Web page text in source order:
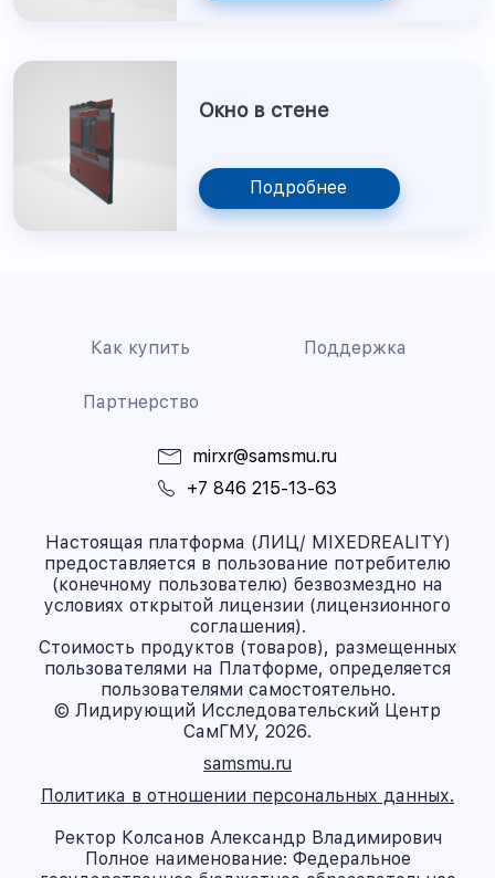
Окно в стене
Подробнее
Как купить Поддержка
Партнерство
mirxr@samsmu.ru
+7 846 215-13-63
Настоящая платформа (ЛИЦ/ MIXEDREALITY)
предоставляется в пользование потребителю
(конечному пользователю) безвозмездно на
условиях открытой лицензии (лицензионного
соглашения).
Стоимость продуктов (товаров), размещенных
пользователями на Платформе, определяется
пользователями самостоятельно.
© Лидирующий Исследовательский Центр
СамГМУ, 2026.
samsmu.ru
Политика в отношении персональных данных.
Ректор Колсанов Александр Владимирович
Полное наименование: Федеральное